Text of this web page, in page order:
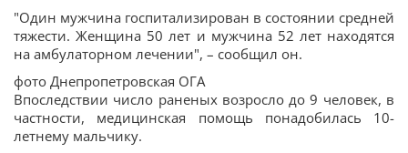
"Один мужчина госпитализирован в состоянии средней
тяжести. Женщина 50 лет и мужчина 52 лет находятся
на амбулаторном лечении", – сообщил он.
фото Днепропетровская ОГА
Впоследствии число раненых возросло до 9 человек, в
частности, медицинская помощь понадобилась 10-
летнему мальчику.